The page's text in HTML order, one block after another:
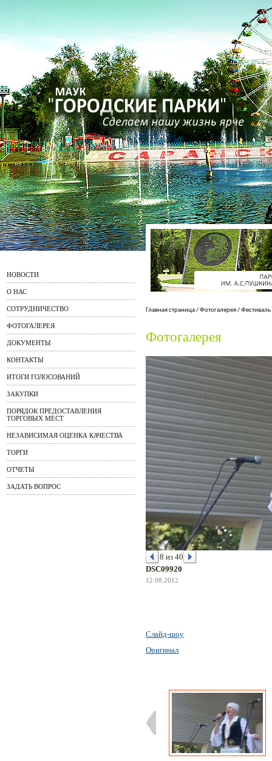
НОВОСТИ
О НАС
СОТРУДНИЧЕСТВО
ФОТОГАЛЕРЕЯ
ДОКУМЕНТЫ
КОНТАКТЫ
ИТОГИ ГОЛОСОВАНИЙ
ЗАКУПКИ
ПОРЯДОК ПРЕДОСТАВЛЕНИЯ
ТОРГОВЫХ МЕСТ
НЕЗАВИСИМАЯ ОЦЕНКА КАЧЕСТВА
ТОРГИ
ОТЧЕТЫ
ЗАДАТЬ ВОПРОС
Главная страница/Фотогалерея/
Фотогалерея
8 из 40
DSC09920
12.08.2012
Слайд-шоу
Оригинал